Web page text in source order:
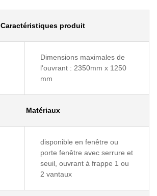
Caractéristiques produit
Dimensions maximales de
l'ouvrant : 2350mm x 1250
mm
Matériaux
disponible en fenêtre ou
porte fenêtre avec serrure et
seuil, ouvrant à frappe 1 ou
2 vantaux